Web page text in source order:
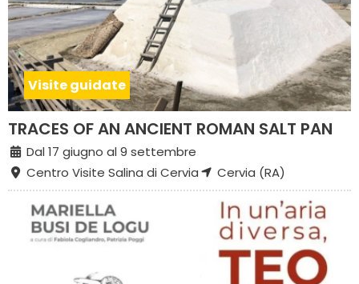
Visite guidate
TRACES OF AN ANCIENT ROMAN SALT PAN
Dal 17 giugno al 9 settembre
Centro Visite Salina di Cervia
Cervia (RA)